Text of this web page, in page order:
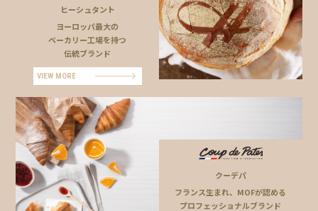
ヒーシュタント
ヨーロッパ最大の
ベーカリー工場を持つ
伝統ブランド
VIEW MORE
クーデパ
フランス生まれ、MOFが認める
プロフェッショナルブランド